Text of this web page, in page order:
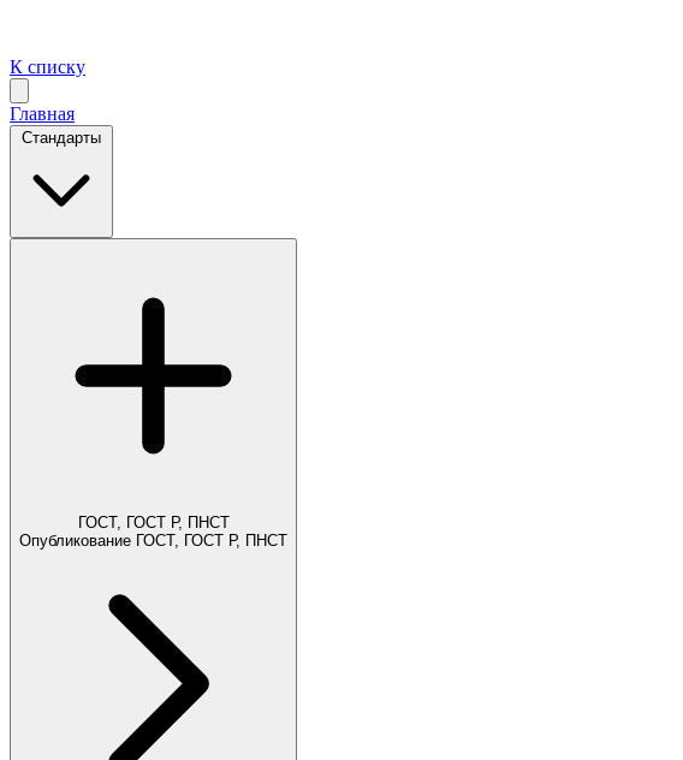
К списку
Главная
Стандарты
ГОСТ, ГОСТ Р, ПНСТ
Опубликование ГОСТ, ГОСТ Р, ПНСТ